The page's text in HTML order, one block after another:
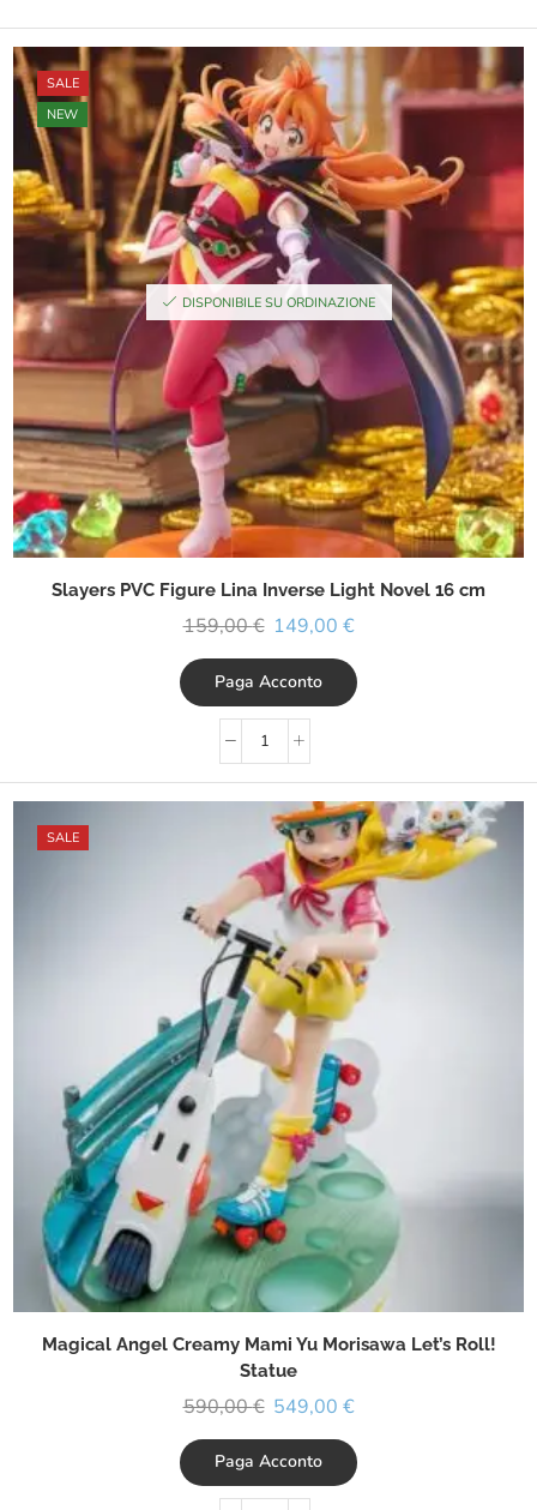
SALE
NEW
DISPONIBILE SU ORDINAZIONE
Slayers PVC Figure Lina Inverse Light Novel 16 cm
159,00€ 149,00 €
Paga Acconto
SALE
Magical Angel Creamy Mami Yu Morisawa Let’s Roll!
Statue
590,00€ 549,00 €
Paga Acconto